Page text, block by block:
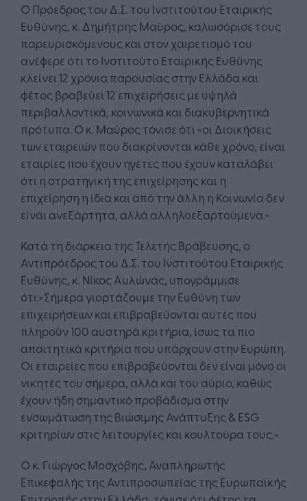
Ο Πρόεδρος του Δ.Σ. του Ινστιτούτου Εταιρικής
Ευθύνης, κ. Δημήτρης Μαύρος, καλωσόρισε τους
παρευρισκόμενους και στον χαιρετισμό του
ανέφερε ότι το Ινστιτούτο Εταιρικής Ευθύνης
κλείνει 12 χρόνια παρουσίας στην Ελλάδα και
φέτος βραβεύει 12 επιχειρήσεις με υψηλά
περιβαλλοντικά, κοινωνικά και διακυβερνητικά
πρότυπα. Ο κ. Μαύρος τόνισε ότι «οι Διοικήσεις
των εταιρειών που διακρίνονται κάθε χρόνο, είναι
εταιρίες που έχουν ηγέτες που έχουν καταλάβει
ότι η στρατηγική της επιχείρησης και η
επιχείρηση η ίδια και από την άλλη η Κοινωνία δεν
είναι ανεξάρτητα, αλλά αλληλοεξαρτούμενα.»
Κατά τη διάρκεια της Τελετής Βράβευσης, o
Αντιπρόεδρος του Δ.Σ. του Ινστιτούτου Εταιρικής
Ευθύνης, κ. Νίκος Αυλώνας, υπογράμμισε
ότι:«Σήμερα γιορτάζουμε την Ευθύνη των
επιχειρήσεων και επιβραβεύονται αυτές που
πληρούν 100 αυστηρά κριτήρια, ίσως τα πιο
απαιτητικά κριτήρια που υπάρχουν στην Ευρώπη.
Οι εταιρείες που επιβραβεύονται δεν είναι μόνο οι
νικητές του σήμερα, αλλά και του αύριο, καθώς
έχουν ήδη σημαντικό προβάδισμα στην
ενσωμάτωση της Βιώσιμης Ανάπτυξης & ESG
κριτηρίων στις λειτουργίες και κουλτούρα τους.»
Ο κ. Γιώργος Μοσχόβης, Αναπληρωτής
Επικεφαλής της Αντιπροσωπείας της Ευρωπαϊκής